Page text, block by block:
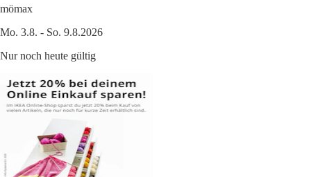
mömax
Mo. 3.8. - So. 9.8.2026
Nur noch heute gültig